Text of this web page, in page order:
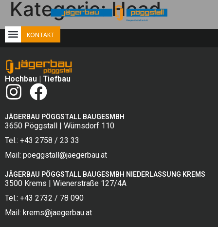
KONTAKT
Kategorie:Head
Hochbau | Tiefbau
JÄGERBAU PÖGGSTALL BAUGESMBH
3650 Pöggstall | Würnsdorf 110
Tel.: +43 2758 / 23 33
Mail: poeggstall@jaegerbau.at
JÄGERBAU PÖGGSTALL BAUGESMBH NIEDERLASSUNG KREMS
3500 Krems | Wienerstraße 127/4A
Tel.: +43 2732 / 78 090
Mail: krems@jaegerbau.at